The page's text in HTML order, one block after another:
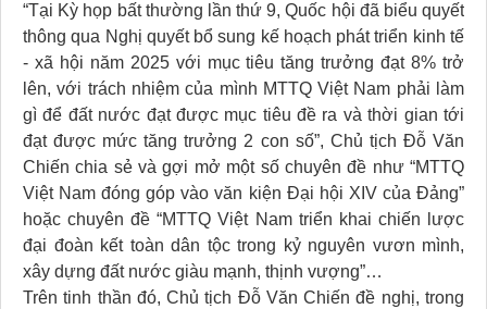
“Tại Kỳ họp bất thường lần thứ 9, Quốc hội đã biểu quyết
thông qua Nghị quyết bổ sung kế hoạch phát triển kinh tế
- xã hội năm 2025 với mục tiêu tăng trưởng đạt 8% trở
lên, với trách nhiệm của mình MTTQ Việt Nam phải làm
gì để đất nước đạt được mục tiêu đề ra và thời gian tới
đạt được mức tăng trưởng 2 con số”, Chủ tịch Đỗ Văn
Chiến chia sẻ và gợi mở một số chuyên đề như “MTTQ
Việt Nam đóng góp vào văn kiện Đại hội XIV của Đảng”
hoặc chuyên đề “MTTQ Việt Nam triển khai chiến lược
đại đoàn kết toàn dân tộc trong kỷ nguyên vươn mình,
xây dựng đất nước giàu mạnh, thịnh vượng”…
Trên tinh thần đó, Chủ tịch Đỗ Văn Chiến đề nghị, trong